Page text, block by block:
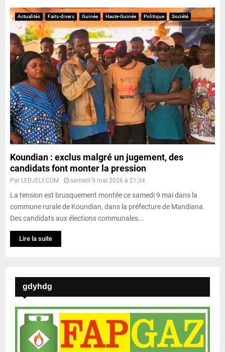
U
Actualités Faits-divers Guinée Haute-Guinée Politique Société
Koundian : exclus malgré un jugement, des
candidats font monter la pression
Par LEDJELY.COM samedi 9 mai 2026 à 21:34
La tension est brusquement montée ce samedi 9 mai dans la
commune rurale de Koundian, dans la préfecture de Mandiana.
Des candidats aux élections communales...
Lire la suite
gdyhdg